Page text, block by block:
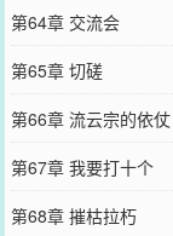
第64章 交流会
第65章 切磋
第66章 流云宗的依仗
第67章 我要打十个
第68章 摧枯拉朽